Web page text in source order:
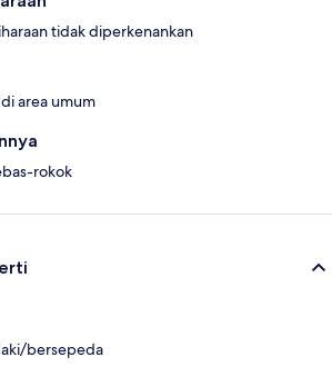
tidak diperkenankan
area umum
rokok
bersepeda